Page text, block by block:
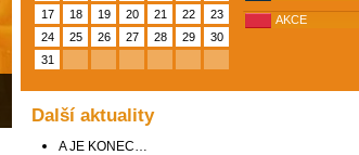
AKCE
17
18 19 20 21 22
23
24
25 26 27 28 29
30
31
Další aktuality
A JE KONEC…